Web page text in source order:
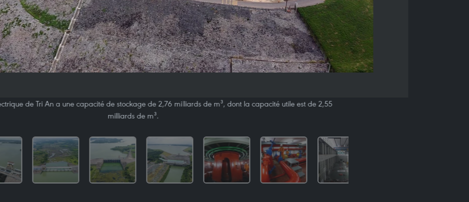
de Tri An a une capacité de stockage de 2,76 milliards de m³, dont la capacité utile est de 2,55
milliards de m³.